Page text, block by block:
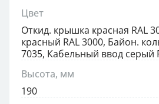
Цвет
Откид. крышка красная RAL
красный RAL 3000, Байон.
7035, Кабельный ввод серый
Высота, мм
190